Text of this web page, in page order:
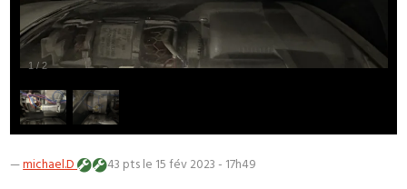
1 /2
—michael.D 43 ptsle 15 fév 2023 - 17h49